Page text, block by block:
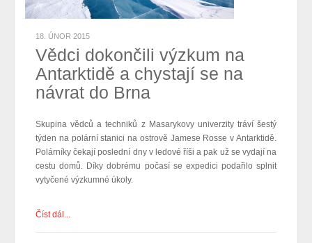
18. ÚNOR 2015
Vědci dokončili výzkum na
Antarktidě a chystají se na
návrat do Brna
Skupina vědců a techniků z Masarykovy univerzity tráví šestý
týden na polární stanici na ostrově Jamese Rosse v Antarktidě.
Polárníky čekají poslední dny v ledové říši a pak už se vydají na
cestu domů. Díky dobrému počasí se expedici podařilo splnit
vytyčené výzkumné úkoly.
Číst dál...